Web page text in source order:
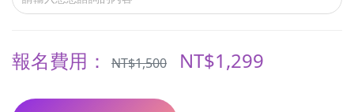
報名費用： NT$1,500 NT$1,299